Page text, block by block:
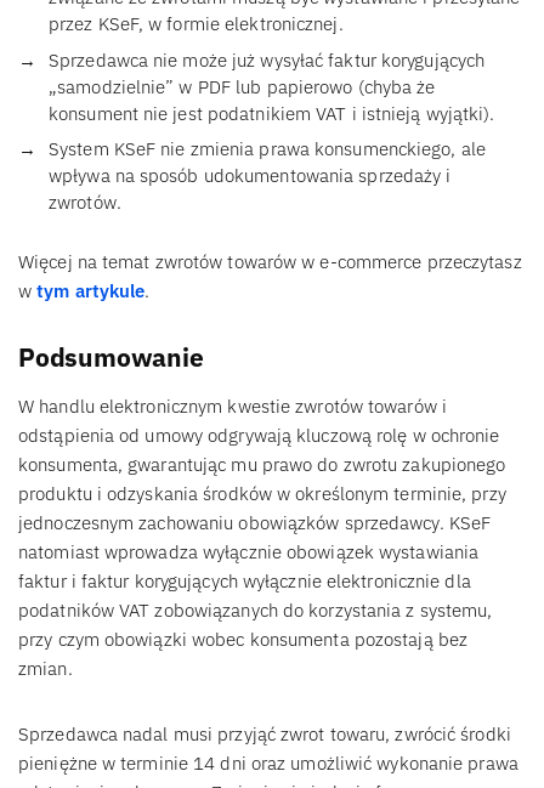
przez KSeF, w formie elektronicznej.
Sprzedawca nie może już wysyłać faktur korygujących
„samodzielnie” w PDF lub papierowo (chyba że
konsument nie jest podatnikiem VAT i istnieją wyjątki).
System KSeF nie zmienia prawa konsumenckiego, ale
wpływa na sposób udokumentowania sprzedaży i
zwrotów.
Więcej na temat zwrotów towarów w e-commerce przeczytasz
wtym artykule.
Podsumowanie
W handlu elektronicznym kwestie zwrotów towarów i
odstąpienia od umowy odgrywają kluczową rolę w ochronie
konsumenta, gwarantując mu prawo do zwrotu zakupionego
produktu i odzyskania środków w określonym terminie, przy
jednoczesnym zachowaniu obowiązków sprzedawcy. KSeF
natomiast wprowadza wyłącznie obowiązek wystawiania
faktur i faktur korygujących wyłącznie elektronicznie dla
podatników VAT zobowiązanych do korzystania z systemu,
przy czym obowiązki wobec konsumenta pozostają bez
zmian.
Sprzedawca nadal musi przyjąć zwrot towaru, zwrócić środki
pieniężne w terminie 14 dni oraz umożliwić wykonanie prawa